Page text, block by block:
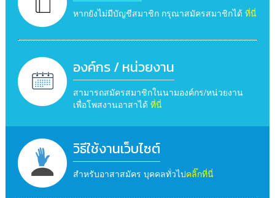
หากยังไม่มีบัญชีสมาชิก กรุณาสมัครสมาชิกได้ ที่นี่
องค์กร / หน่วยงาน
สามารถสมัครสมาชิกในนามองค์กร/หน่วยงาน
เพื่อโพสงานอาสาได้ ที่นี่
วิธีใช้งานเว็บไซต์
สำหรับอาสาสมัคร บุคคลทั่วไปคลิ๊กที่นี่